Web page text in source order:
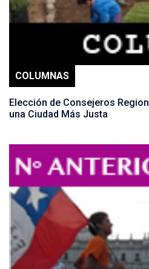
COLUMNAS
Elección de Consejeros
una Ciudad Más Justa